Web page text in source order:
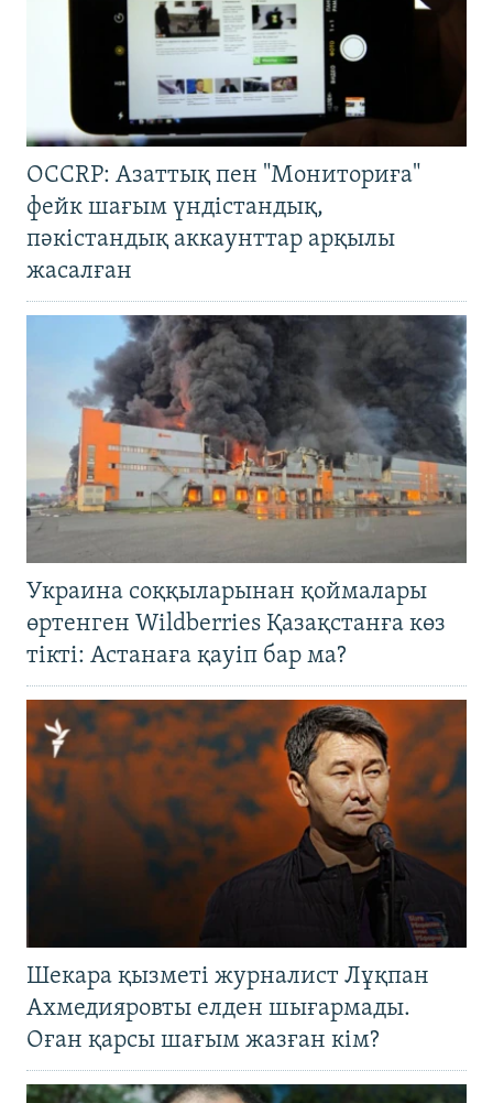
OCCRP: Азаттық пен "Мониториға"
фейк шағым үндістандық,
пәкістандық аккаунттар арқылы
жасалған
Украина соққыларынан қоймалары
өртенген Wildberries Қазақстанға көз
тікті: Астанаға қауіп бар ма?
Шекара қызметі журналист Лұқпан
Ахмедияровты елден шығармады.
Оған қарсы шағым жазған кім?